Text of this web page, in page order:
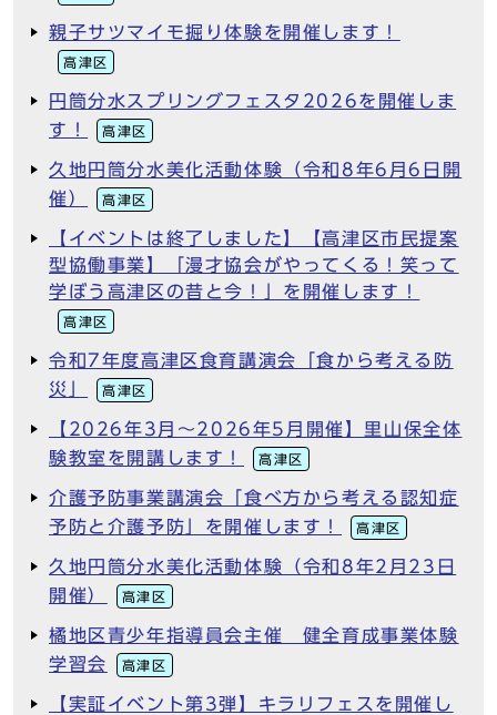
親子サツマイモ掘り体験を開催します！
高津区
円筒分水スプリングフェスタ2026を開催しま
す！
高津区
久地円筒分水美化活動体験（令和8年6月6日開
催）
高津区
【イベントは終了しました】【高津区市民提案
型協働事業】「漫才協会がやってくる！笑って
学ぼう高津区の昔と今！」を開催します！
高津区
令和7年度高津区食育講演会「食から考える防
災」
高津区
【2026年3月～2026年5月開催】里山保全体
験教室を開講します！
高津区
介護予防事業講演会「食べ方から考える認知症
予防と介護予防」を開催します！
高津区
久地円筒分水美化活動体験（令和8年2月23日
開催）
高津区
橘地区青少年指導員会主催 健全育成事業体験
学習会
高津区
【実証イベント第3弾】キラリフェスを開催し